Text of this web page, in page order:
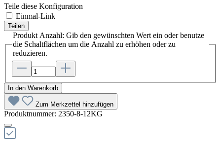
Teile diese Konfiguration
Einmal-Link
Teilen
Produkt Anzahl: Gib den gewünschten Wert ein oder benutze
die Schaltflächen um die Anzahl zu erhöhen oder zu
reduzieren.
In den Warenkorb
Zum Merkzettel hinzufügen
Produktnummer: 2350-8-12KG